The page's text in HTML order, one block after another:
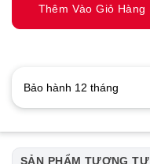
Thêm Vào Giỏ Hàng
Bảo hành 12 tháng
SẢN PHẨM TƯƠNG TỰ